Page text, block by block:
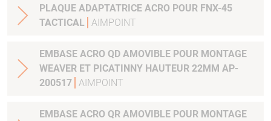
PLAQUE ADAPTATRICE ACRO POUR FNX-45
TACTICAL
AIMPOINT
EMBASE ACRO QD AMOVIBLE POUR MONTAGE
WEAVER ET PICATINNY HAUTEUR 22MM AP-
200517 AIMPOINT
EMBASE ACRO QR AMOVIBLE POUR MONTAGE